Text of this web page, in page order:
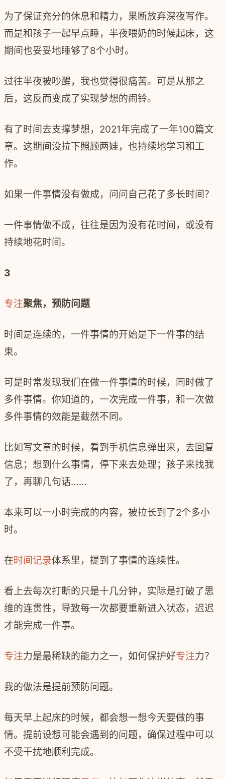
为了保证充分的休息和精力，果断放弃深夜写作。
而是和孩子一起早点睡，半夜喂奶的时候起床，这
期间也妥妥地睡够了8个小时。
过往半夜被吵醒，我也觉得很痛苦。可是从那之
后，这反而变成了实现梦想的闹铃。
有了时间去支撑梦想， 2021年完成了一年100篇文
章。这期间没拉下照顾两娃，也持续地学习和工
作。
如果一件事情没有做成，问问自己花了多长时间？
一件事情做不成，往往是因为没有花时间，或没有
持续地花时间。
3
专注聚焦，预防问题
时间是连续的，一件事情的开始是下一件事的结
束。
可是时常发现我们在做一件事情的时候，同时做了
多件事情。你知道的，一次完成一件事，和一次做
多件事情的效能是截然不同。
比如写文章的时候，看到手机信息弹出来，去回复
信息；想到什么事情，停下来去处理；孩子来找我
了，再聊几句话……
本来可以一小时完成的内容，被拉长到了2个多小
时。
在时间记录体系里，提到了事情的连续性。
看上去每次打断的只是十几分钟，实际是打破了思
维的连贯性，导致每一次都要重新进入状态，迟迟
才能完成一件事。
专注力是最稀缺的能力之一，如何保护好专注力？
我的做法是提前预防问题。
每天早上起床的时候，都会想一想今天要做的事
情。提前设想可能会遇到的问题，确保过程中可以
不受干扰地顺利完成。